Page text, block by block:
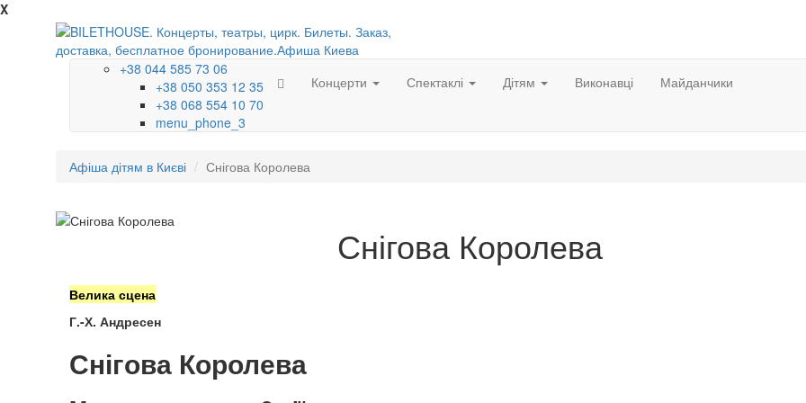
X
+38 044 585 73 06
+38 050 353 12 35
+38 068 554 10 70
menu_phone_3
Концерти Спектаклі Дітям Виконавці Майданчики
Афіша дітям в Києві Снігова Королева
Снігова Королева
Велика сцена
Г.-Х. Андресен
Снігова Королева